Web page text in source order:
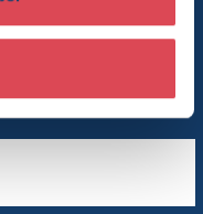
nasze nowości
odbiorczej.